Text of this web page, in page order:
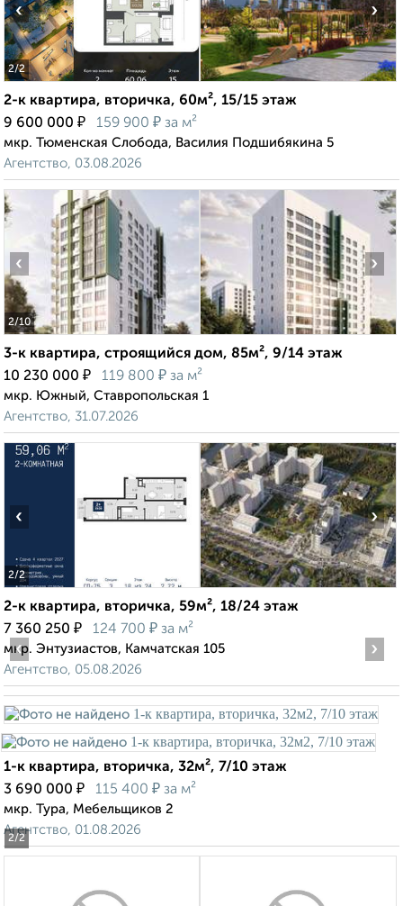
2/2
‹ ›
2-к квартира, вторичка, 60м², 15/15 этаж
9 600 000 ₽ 159 900 ₽ за м²
мкр. Тюменская Слобода, Василия Подшибякина 5
Агентство, 03.08.2026
2/10
‹ ›
3-к квартира, строящийся дом, 85м², 9/14 этаж
10 230 000 ₽ 119 800 ₽ за м²
мкр. Южный, Ставропольская 1
Агентство, 31.07.2026
2/2
‹ ›
2-к квартира, вторичка, 59м², 18/24 этаж
7 360 250 ₽ 124 700 ₽ за м²
мкр. Энтузиастов, Камчатская 105
Агентство, 05.08.2026
2/2
‹ ›
1-к квартира, вторичка, 32м², 7/10 этаж
3 690 000 ₽ 115 400 ₽ за м²
мкр. Тура, Мебельщиков 2
Агентство, 01.08.2026